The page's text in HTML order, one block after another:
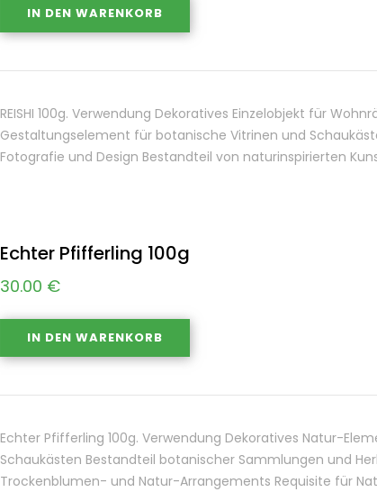
IN DEN WARENKORB
REISHI 100g. Verwendung Dekoratives Einzelobjekt für
Gestaltungselement für botanische Vitrinen und
Fotografie und Design Bestandteil von naturinspirierten
Echter Pfifferling 100g
30.00 €
IN DEN WARENKORB
Echter Pfifferling 100g. Verwendung Dekoratives Natur-
Schaukästen Bestandteil botanischer Sammlungen und
Trockenblumen- und Natur-Arrangements Requisite für